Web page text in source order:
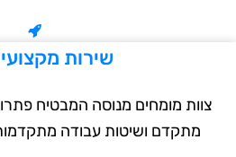
שירות מקצועי
צוות מומחים מנוסה המבטיח
מתקדם ושיטות עבודה מתקדמות